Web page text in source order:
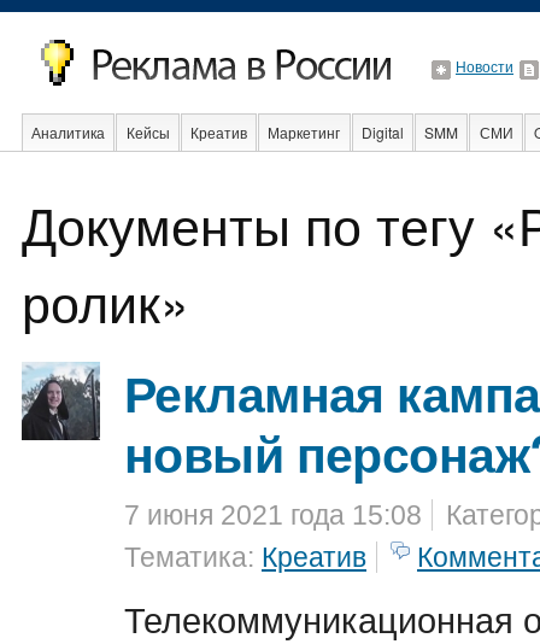
Новости
Аналитика Кейсы Креатив Маркетинг Digital SMM СМИ
Документы по тегу
ролик»
Рекламная
новый
7 июня 2021 года 15:08
Тематика: Креатив
Телекоммуникационная